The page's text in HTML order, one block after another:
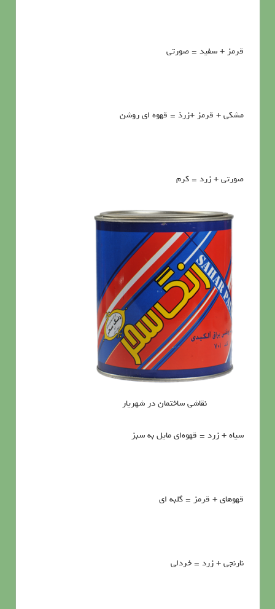
قرمز + سفيد = صورتي
مشكي + قرمز +زرذ = قهوه اي روشن
صورتي + زرد = كرم
نقاشی ساختمان در شهریار
سياه + زرد = قهوه‌اي مايل به سبز
قهوهاي + قرمز = گلبه اي
نارنجي + زرد = خردلي